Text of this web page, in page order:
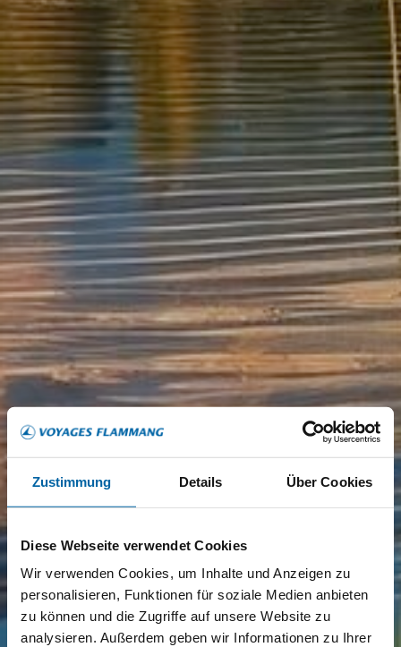
Zustimmung Details Über Cookies
Diese Webseite verwendet Cookies
Wir verwenden Cookies, um Inhalte und Anzeigen zu
personalisieren, Funktionen für soziale Medien anbieten
zu können und die Zugriffe auf unsere Website zu
analysieren. Außerdem geben wir Informationen zu Ihrer